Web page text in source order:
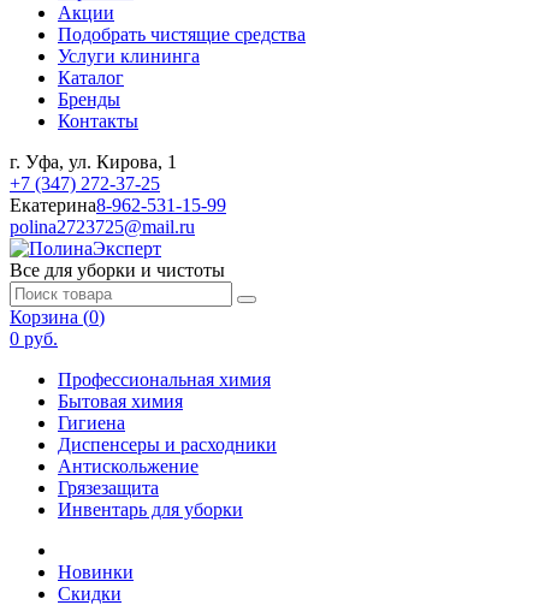
Акции
Подобрать чистящие средства
Услуги клининга
Каталог
Бренды
Контакты
г. Уфа, ул. Кирова, 1
+7 (347) 272-37-25
Екатерина8-962-531-15-99
polina2723725@mail.ru
Все для уборки и чистоты
Корзина (0)
0 руб.
Профессиональная химия
Бытовая химия
Гигиена
Диспенсеры и расходники
Антискольжение
Грязезащита
Инвентарь для уборки
Новинки
Скидки